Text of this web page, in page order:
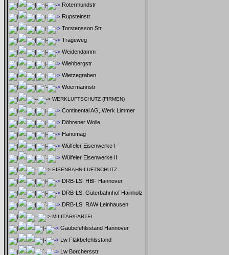
Rotermundstr
Rupsteinstr
Torstensson Str
Trageweg
Weidendamm
Wiehbergstr
Wietzegraben
Woermannstr
WERKLUFTSCHUTZ (FIRMEN)
Continental AG, Werk Limmer
Döhrener Wolle
Hanomag
Wülfeler Eisenwerke I
Wülfeler Eisenwerke II
EISENBAHN-LUFTSCHUTZ
DRB-LS: HBF Hannover
DRB-LS: Güterbahnhof Hainholz
DRB-LS: RAW Leinhausen
MILITÄR/PARTEI
Gaubefehlsstand Hannover
Lw Flakbefehlsstand
Lw Borchersstr